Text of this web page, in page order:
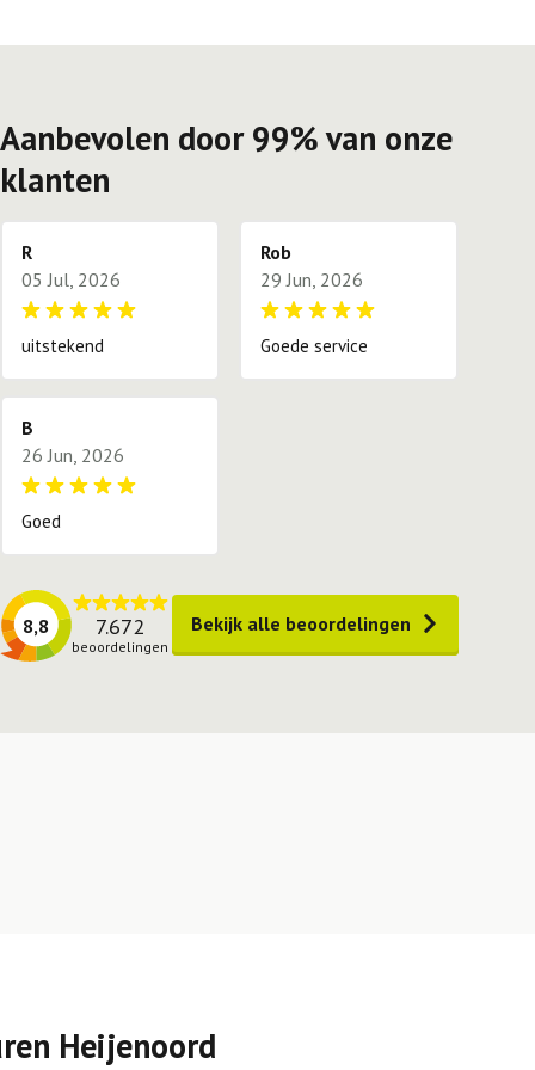
Aanbevolen door 99% van onze
klanten
R
05 Jul, 2026
uitstekend
Rob
29 Jun, 2026
Goede service
B
26 Jun, 2026
Goed
8,8 7.672
beoordelingen
Bekijk alle beoordelingen
Heijenoord